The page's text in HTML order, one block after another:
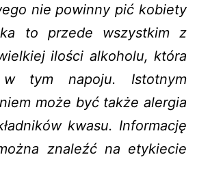
nie powinny pić kobiety
to przede wszystkim z
ilości alkoholu, która
tym napoju. Istotnym
może być także alergia
kwasu. Informację
znaleźć na etykiecie